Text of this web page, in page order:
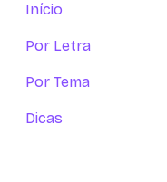
Início
Por Letra
Por Tema
Dicas